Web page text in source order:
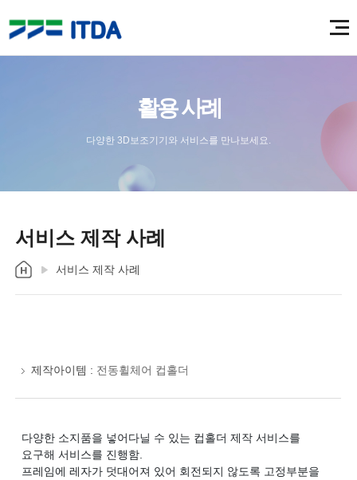
활용 사례
다양한 3D보조기기와 서비스를 만나보세요.
서비스 제작 사례
서비스 제작 사례
제작아이템 : 전동휠체어 컵홀더
다양한 소지품을 넣어다닐 수 있는 컵홀더 제작 서비스를
요구해 서비스를 진행함.
프레임에 레자가 덧대어져 있어 회전되지 않도록 고정부분을